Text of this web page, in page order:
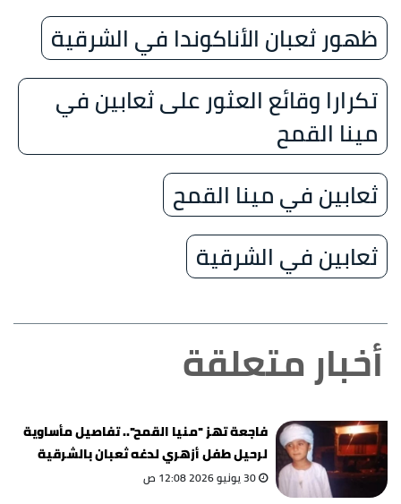
ظهور ثعبان الأناكوندا في الشرقية
تكرارا وقائع العثور على ثعابين في
مينا القمح
ثعابين في مينا القمح
ثعابين في الشرقية
أخبار متعلقة
فاجعة تهز "منيا القمح".. تفاصيل مأساوية
لرحيل طفل أزهري لدغه ثعبان بالشرقية
30 يونيو 2026 12:08 ص